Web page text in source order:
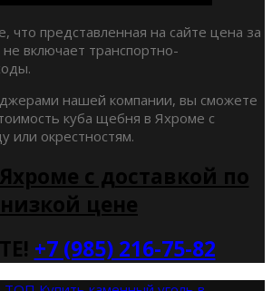
что представленная на сайте цена за
включает транспортно-
нашей компании, вы сможете
куба щебня в Яхроме с
или окрестностям.
с доставкой по
низкой цене
+7 (985) 216-75-82